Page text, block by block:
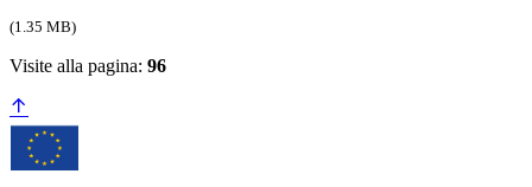
(1.35 MB)
Visite alla pagina: 96